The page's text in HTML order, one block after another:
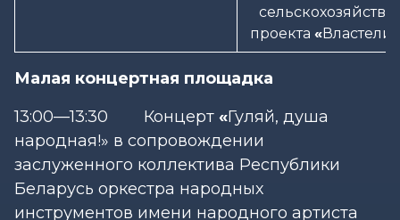
проекта «
Малая концертная площадка
13:00—13:30 Концерт «Гуляй, душа
народная!» в сопровождении
заслуженного коллектива Республики
Беларусь оркестра народных
инструментов имени народного артиста